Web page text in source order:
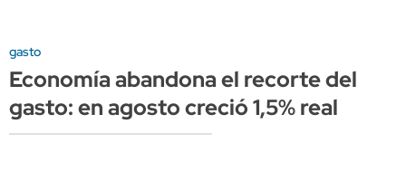
gasto
Economía abandona el recorte del
gasto: en agosto creció 1,5% real